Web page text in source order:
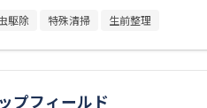
駆除 特殊清掃 生前整理
プフィールド